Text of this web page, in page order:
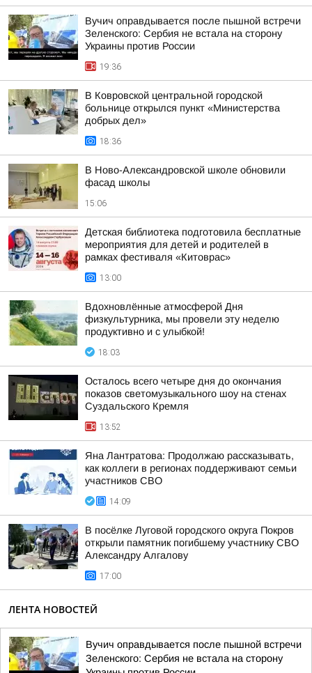
Вучич оправдывается после пышной встречи
Зеленского: Сербия не встала на сторону
Украины против России
19:36
В Ковровской центральной городской
больнице открылся пункт «Министерства
добрых дел»
18:36
В Ново-Александровской школе обновили
фасад школы
15:06
Детская библиотека подготовила бесплатные
мероприятия для детей и родителей в
рамках фестиваля «Китоврас»
13:00
Вдохновлённые атмосферой Дня
физкультурника, мы провели эту неделю
продуктивно и с улыбкой!
18:03
Осталось всего четыре дня до окончания
показов светомузыкального шоу на стенах
Суздальского Кремля
13:52
Яна Лантратова: Продолжаю рассказывать,
как коллеги в регионах поддерживают семьи
участников СВО
14:09
В посёлке Луговой городского округа Покров
открыли памятник погибшему участнику СВО
Александру Алгалову
17:00
ЛЕНТА НОВОСТЕЙ
Вучич оправдывается после пышной встречи
Зеленского: Сербия не встала на сторону